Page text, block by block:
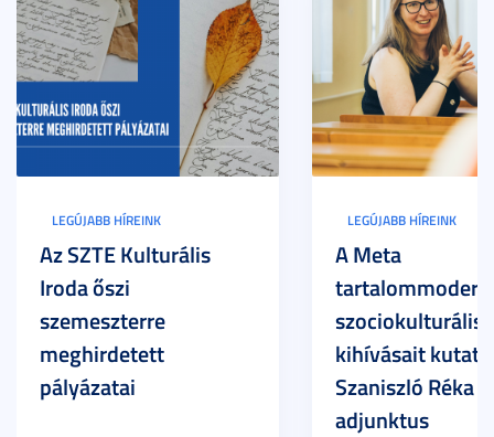
LEGÚJABB HÍREINK
Az SZTE Kulturális
Iroda őszi
szemeszterre
meghirdetett
pályázatai
LEGÚJABB HÍREINK
A Meta
szociokulturális
kihívásait
Szaniszló Réka
adjunktus